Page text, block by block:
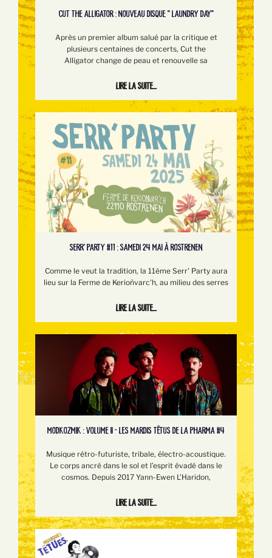
CUT THE ALLIGATOR : NOUVEAU DISQUE " LAUNDRY DAY"
Après un premier album salué par la critique et
plusieurs centaines de concerts, Cut the
Alligator change de peau et renouvelle sa
Lire la suite...
SERR’ PARTY #11 : SAMEDI 24 MAI À ROSTRENEN
Comme le veut la tradition, la 11ème Serr' Party aura
lieu sur la Ferme de Kerioñvarc'h, au milieu des serres
Lire la suite...
MODKOZMIK : VOLUME II - LES MARDIS TÊTUS DE LA PHARMA #4
Musique rétro-futuriste, tribale, électro-acoustique.
Le corps ancré dans le sol et l’esprit évadé dans le
cosmos. Depuis 2017 Yann-Ewen L'Haridon,
Lire la suite...